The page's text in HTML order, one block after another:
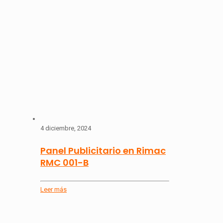
4 diciembre, 2024
Panel Publicitario en Rimac
RMC 001-B
Leer más